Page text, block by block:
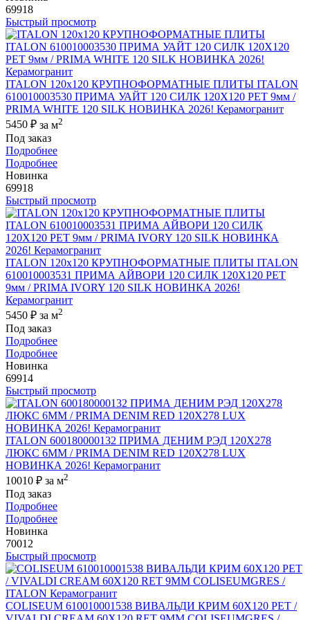
69918
Быстрый просмотр
ITALON 120x120 КРУПНОФОРМАТНЫЕ ПЛИТЫ ITALON
610010003530 ПРИМА УАЙТ 120 СИЛК 120Х120 РЕТ 9мм /
PRIMA WHITE 120 SILK НОВИНКА 2026! Керамогранит
5450 ₽ за м2
Под заказ
Подробнее
Подробнее
Новинка
69918
Быстрый просмотр
ITALON 120x120 КРУПНОФОРМАТНЫЕ ПЛИТЫ ITALON
610010003531 ПРИМА АЙВОРИ 120 СИЛК 120Х120 РЕТ
9мм / PRIMA IVORY 120 SILK НОВИНКА 2026!
Керамогранит
5450 ₽ за м2
Под заказ
Подробнее
Подробнее
Новинка
69914
Быстрый просмотр
ITALON 600180000132 ПРИМА ДЕНИМ РЭД 120X278
ЛЮКС 6ММ / PRIMA DENIM RED 120X278 LUX
НОВИНКА 2026! Керамогранит
10010 ₽ за м2
Под заказ
Подробнее
Подробнее
Новинка
70012
Быстрый просмотр
COLISEUM 610010001538 ВИВАЛЬДИ КРИМ 60X120 РЕТ /